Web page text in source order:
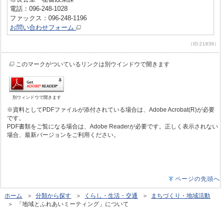
電話：096-248-1028
ファックス：096-248-1196
お問い合わせフォーム
（ID:21839）
このマークがついているリンクは別ウインドウで開きます
別ウィンドウで開きます
※資料としてPDFファイルが添付されている場合は、Adobe Acrobat(R)が必要
です。
PDF書類をご覧になる場合は、Adobe Readerが必要です。正しく表示されない
場合、最新バージョンをご利用ください。
ページの先頭へ
ホーム ＞分類から探す ＞ くらし・生活・交通 ＞
まちづくり・地域活動
＞ 「地域とふれあいミーティング」について